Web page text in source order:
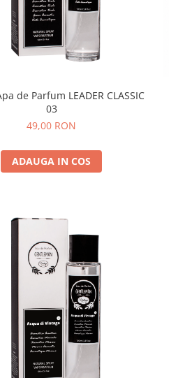
de Parfum LEADER CLASSIC
03
49,00 RON
ADAUGA IN COS